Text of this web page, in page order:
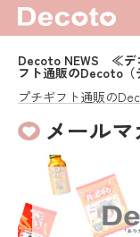
Decoto NEWS ≪デ
フト通販のDecoto
プチギフト通販の
メール